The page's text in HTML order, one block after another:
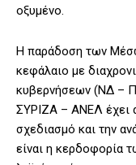
οξυμένο.
Η παράδοση των
κεφάλαιο με
κυβερνήσεων (ΝΔ –
ΣΥΡΙΖΑ – ΑΝΕΛ έχει
σχεδιασμό και την
είναι η κερδοφορία